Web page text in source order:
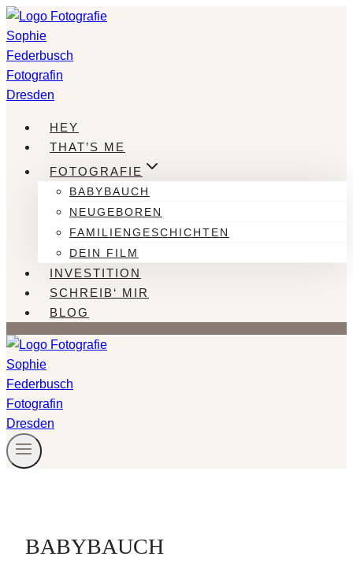
Zum
Inhalt
springen
HEY
THAT’S ME
FOTOGRAFIE
BABYBAUCH
NEUGEBOREN
FAMILIENGESCHICHTEN
DEIN FILM
INVESTITION
SCHREIB‘ MIR
BLOG
BABYBAUCH